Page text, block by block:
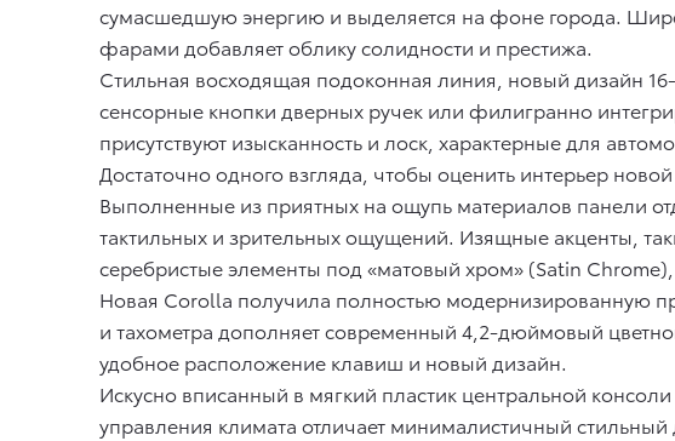
сумасшедшую энергию и выделяется на фоне города.
фарами добавляет облику солидности и престижа.
Стильная восходящая подоконная линия, новый дизайн
сенсорные кнопки дверных ручек или филигранно
присутствуют изысканность и лоск, характерные для
Достаточно одного взгляда, чтобы оценить интерьер
Выполненные из приятных на ощупь материалов панели
тактильных и зрительных ощущений. Изящные акценты,
серебристые элементы под «матовый хром» (Satin
Новая Corolla получила полностью модернизированную
и тахометра дополняет современный 4,2-дюймовый
удобное расположение клавиш и новый дизайн.
Искусно вписанный в мягкий пластик центральной
управления климата отличает минималистичный